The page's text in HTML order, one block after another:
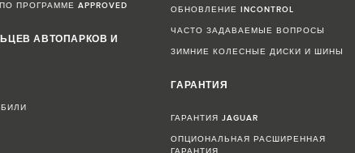
ПРОГРАММЕ APPROVED
АВТОПАРКОВ И
ОБНОВЛЕНИЕ INCONTROL
ЧАСТО ЗАДАВАЕМЫЕ ВОПРОСЫ
ЗИМНИЕ КОЛЕСНЫЕ ДИСКИ И ШИНЫ
ГАРАНТИЯ
ГАРАНТИЯ JAGUAR
ОПЦИОНАЛЬНАЯ РАСШИРЕННАЯ